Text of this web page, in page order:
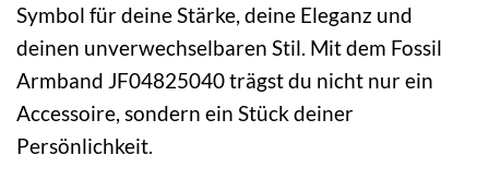
Symbol für deine Stärke, deine Eleganz und
deinen unverwechselbaren Stil. Mit dem Fossil
Armband JF04825040 trägst du nicht nur ein
Accessoire, sondern ein Stück deiner
Persönlichkeit.